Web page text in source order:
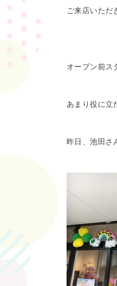
ご来店いただ
オープン前ス
あまり役に立
昨日、池田さ